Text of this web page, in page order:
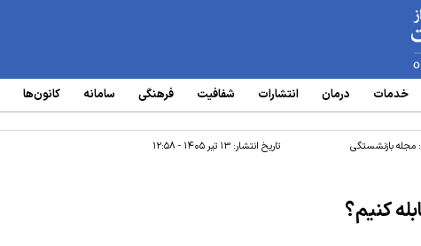
خدمات درمان انتشارات شفافیت فرهنگی سامانه‌ کانون‌ها
مجله بازنشستگی تاریخ انتشار: ۱۳ تیر ۱۴۰۵ - ۱۲:۵۸
کنیم؟